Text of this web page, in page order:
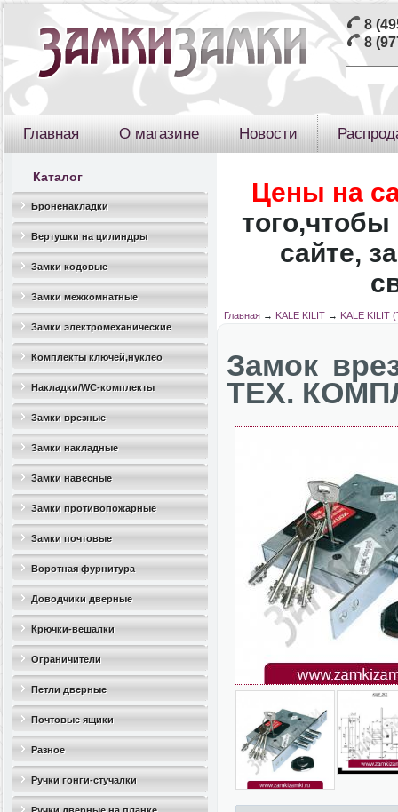
8
8
Главная О магазине Новости
Каталог
Броненакладки
Вертушки на цилиндры
Замки кодовые
Замки межкомнатные
Замки электромеханические
Комплекты ключей,нуклео
Накладки/WC-комплекты
Замки врезные
Замки накладные
Замки навесные
Замки противопожарные
Замки почтовые
Воротная фурнитура
Доводчики дверные
Крючки-вешалки
Ограничители
дверные(стопоры)
Петли дверные
Почтовые ящики
Разное
Ручки гонги-стучалки
Цены на
того,чтобы
сайте,
Главная→ KALE KILIT→ KALE KILIT
Замок
ТЕХ.